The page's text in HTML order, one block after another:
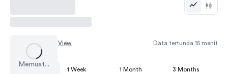
Memuat...
Chart by TradingView Data tertunda 15 menit
1 Week
1 Month
3 Months